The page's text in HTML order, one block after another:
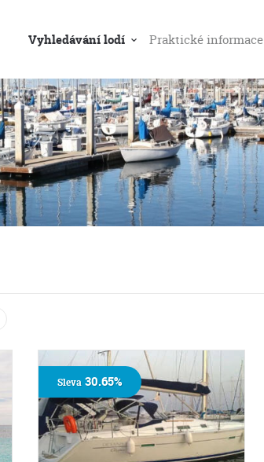
Navigace
Vyhledávání lodí Praktické informace
Sleva30.65%